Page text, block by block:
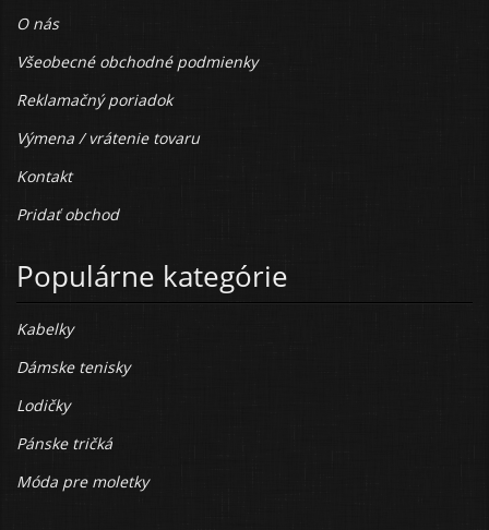
O nás
Všeobecné obchodné podmienky
Reklamačný poriadok
Výmena / vrátenie tovaru
Kontakt
Pridať obchod
Populárne kategórie
Kabelky
Dámske tenisky
Lodičky
Pánske tričká
Móda pre moletky